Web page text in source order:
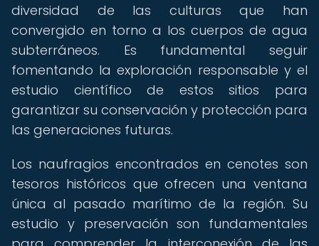
diversidad de las culturas que han
convergido en torno a los cuerpos de agua
subterráneos. Es fundamental seguir
fomentando la exploración responsable y el
estudio científico de estos sitios para
garantizar su conservación y protección para
las generaciones futuras.
Los naufragios encontrados en cenotes son
tesoros históricos que ofrecen una ventana
única al pasado marítimo de la región. Su
estudio y preservación son fundamentales